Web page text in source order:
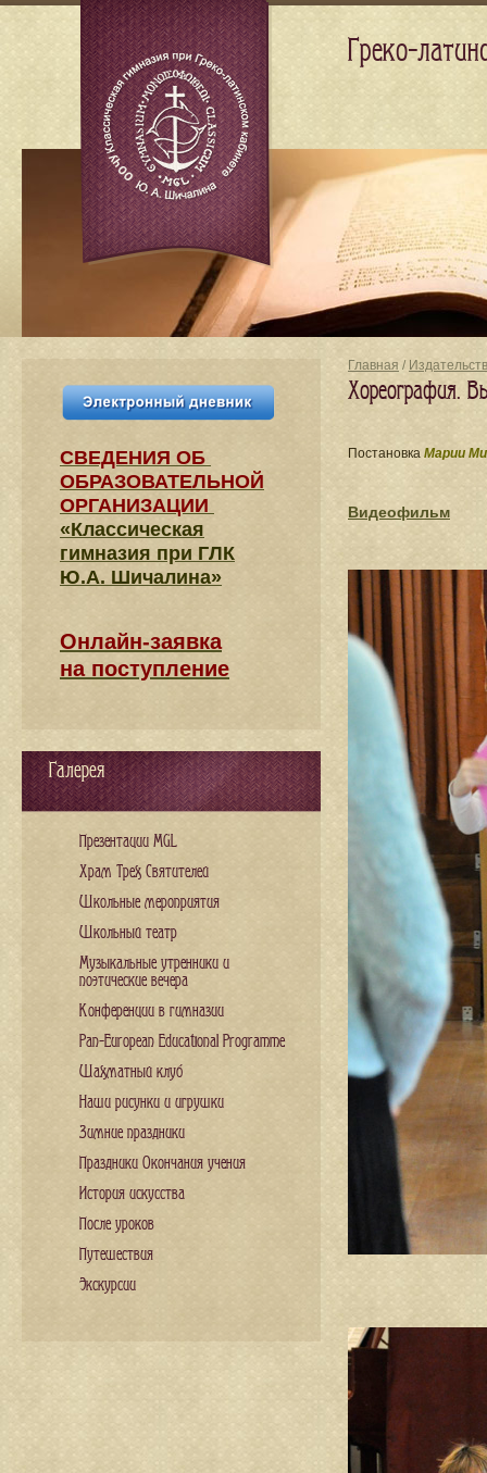
Главная /
Хореография.
Постановка Марии
Видеофильм
СВЕДЕНИЯ​ ОБ
ОБРАЗОВАТЕЛЬНОЙ
ОРГАНИЗАЦИИ
«Классическая
гимназия при ГЛК
Ю.А. Шичалина»
Онлайн-заявка
на поступление
Галерея
Презентации MGL
Храм Трех Святителей
Школьные мероприятия
Школьный театр
Музыкальные утренники и
поэтические вечера
Конференции в гимназии
Pan-European Educational Programme
Шахматный клуб
Наши рисунки и игрушки
Зимние праздники
Праздники Окончания учения
История искусства
После уроков
Путешествия
Экскурсии
Греко-